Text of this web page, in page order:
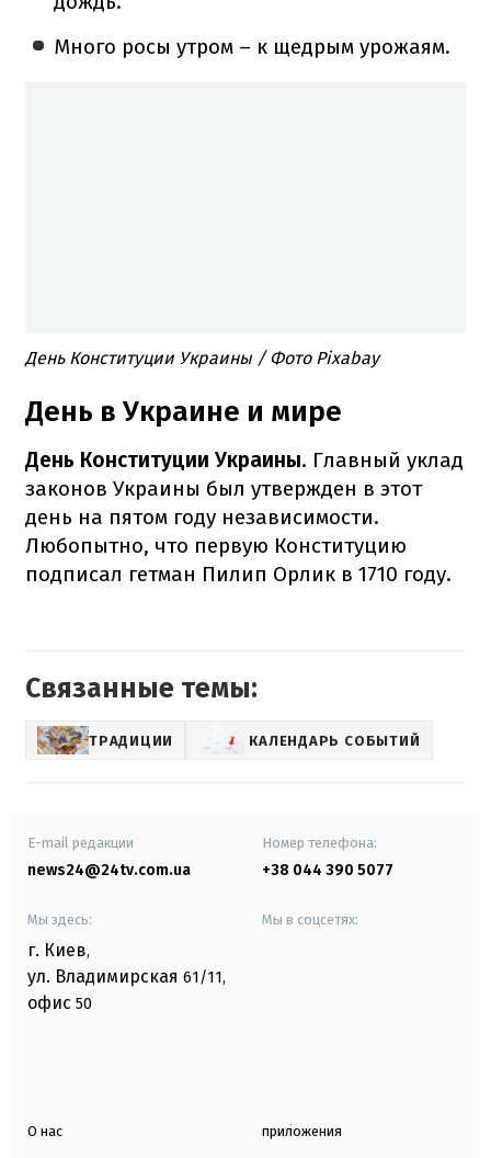
Много росы утром – к щедрым урожаям.
День Конституции Украины / Фото Pixabay
День в Украине и мире
День Конституции Украины. Главный уклад
законов Украины был утвержден в этот
день на пятом году независимости.
Любопытно, что первую Конституцию
подписал гетман Пилип Орлик в 1710 году.
Связанные темы:
ТРАДИЦИИ КАЛЕНДАРЬ СОБЫТИЙ
E-mail редакции
news24@24tv.com.ua
Номер телефона:
+38 044 390 5077
Мы здесь:
г. Киев,
ул. Владимирская 61/11,
офис 50
Мы в соцсетях:
О нас приложения